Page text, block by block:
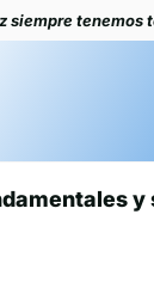
tenemos todos los
y